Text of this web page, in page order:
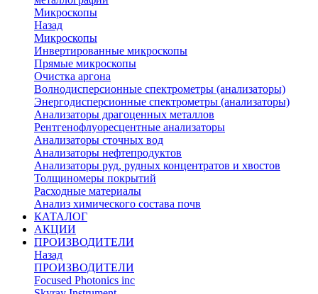
Микроскопы
Назад
Микроскопы
Инвертированные микроскопы
Прямые микроскопы
Очистка аргона
Волнодисперсионные спектрометры (анализаторы)
Энергодисперсионные спектрометры (анализаторы)
Анализаторы драгоценных металлов
Рентгенофлуоресцентные анализаторы
Анализаторы сточных вод
Анализаторы нефтепродуктов
Анализаторы руд, рудных концентратов и хвостов
Толщиномеры покрытий
Расходные материалы
Анализ химического состава почв
КАТАЛОГ
АКЦИИ
ПРОИЗВОДИТЕЛИ
Назад
ПРОИЗВОДИТЕЛИ
Focused Photonics inc